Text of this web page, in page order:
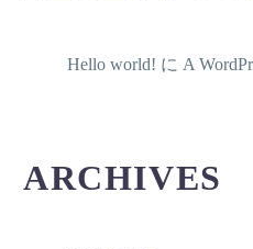
Hello world! に A
ARCHIVES